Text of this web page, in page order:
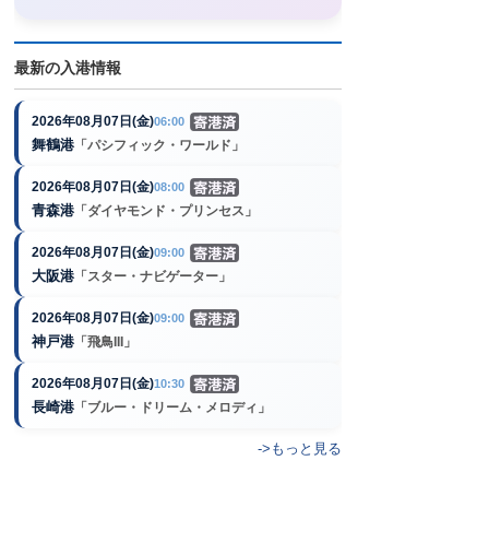
最新の入港情報
2026年08月07日(金)06:00
舞鶴港 「パシフィック・ワールド」
2026年08月07日(金)08:00
青森港 「ダイヤモンド・プリンセス」
2026年08月07日(金)09:00
大阪港 「スター・ナビゲーター」
2026年08月07日(金)09:00
神戸港 「飛鳥III」
2026年08月07日(金)10:30
長崎港 「ブルー・ドリーム・メロディ」
->もっと見る